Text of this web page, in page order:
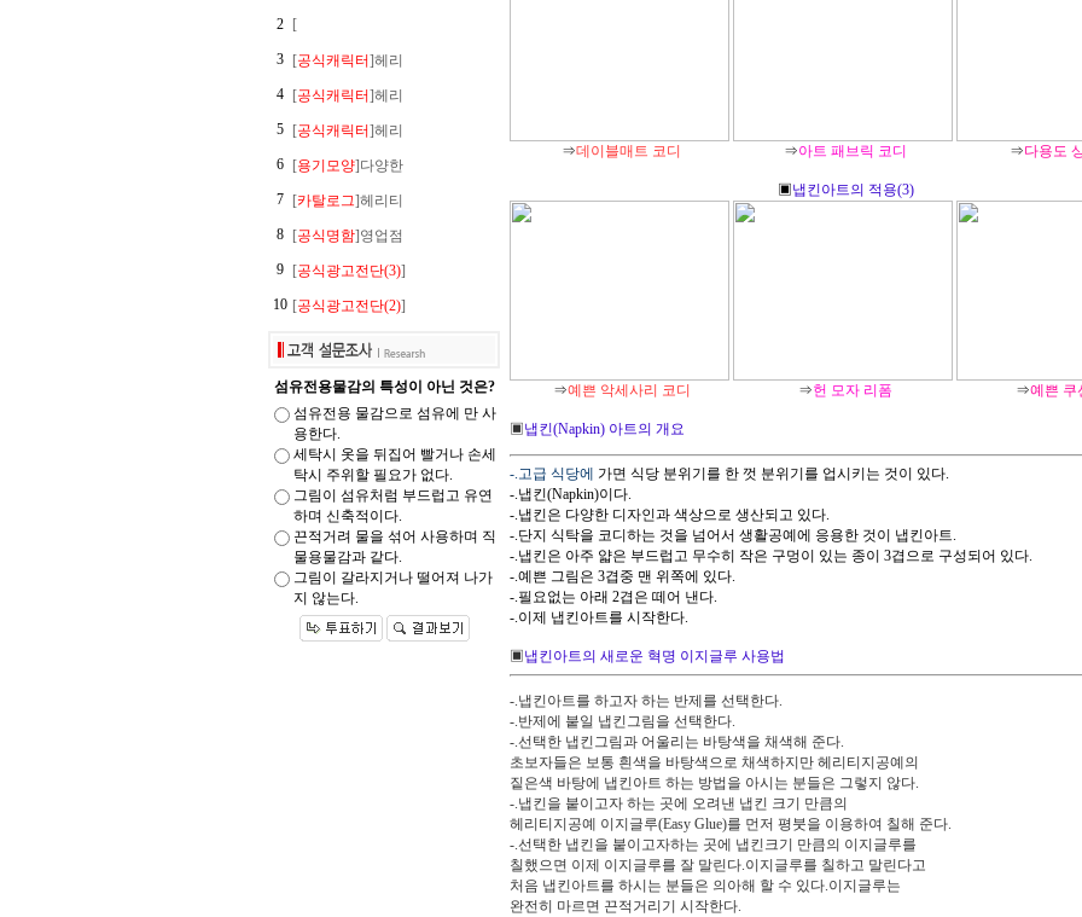
2
[
3 [공식캐릭터]헤리
4
[공식캐릭터]헤리
5
[공식캐릭터]헤리
6
[용기모양]다양한
7
[카탈로그]헤리티
8
[공식명함]영업점
9
[공식광고전단(3)]
10 [공식광고전단(2)]
섬유전용물감의 특성이 아닌 것은?
섬유전용 물감으로 섬유에 만 사
용한다.
세탁시 옷을 뒤집어 빨거나 손세
탁시 주위할 필요가 없다.
그림이 섬유처럼 부드럽고 유연
하며 신축적이다.
끈적거려 물을 섞어 사용하며 직
물용물감과 같다.
그림이 갈라지거나 떨어져 나가
지 않는다.
⇒데이블매트 코디 ⇒아트 패브릭 코디 ⇒다용도
▣냅킨아트의 적용(3)
⇒예쁜 악세사리 코디 ⇒헌 모자 리폼 ⇒예쁜 쿠
▣ 냅킨(Napkin) 아트의 개요
-.고급 식당에 가면 식당 분위기를 한 껏 분위기를 업시키는 것이 있다.
-.냅킨(Napkin)이다.
-.냅킨은 다양한 디자인과 색상으로 생산되고 있다.
-.단지 식탁을 코디하는 것을 넘어서 생활공예에 응용한 것이 냅킨아트.
-.냅킨은 아주 얇은 부드럽고 무수히 작은 구멍이 있는 종이 3겹으로 구성되어 있다.
-.예쁜 그림은 3겹중 맨 위쪽에 있다.
-.필요없는 아래 2겹은 떼어 낸다.
-.이제 냅킨아트를 시작한다.
▣ 냅킨아트의 새로운 혁명 이지글루 사용법
-.냅킨아트를 하고자 하는 반제를 선택한다.
-.반제에 붙일 냅킨그림을 선택한다.
-.선택한 냅킨그림과 어울리는 바탕색을 채색해 준다.
초보자들은 보통 흰색을 바탕색으로 채색하지만 헤리티지공예의
짙은색 바탕에 냅킨아트 하는 방법을 아시는 분들은 그렇지 않다.
-.냅킨을 붙이고자 하는 곳에 오려낸 냅킨 크기 만큼의
헤리티지공예 이지글루(Easy Glue)를 먼저 평붓을 이용하여 칠해 준다.
-.선택한 냅킨을 붙이고자하는 곳에 냅킨크기 만큼의 이지글루를
칠했으면 이제 이지글루를 잘 말린다.이지글루를 칠하고 말린다고
처음 냅킨아트를 하시는 분들은 의아해 할 수 있다.이지글루는
완전히 마르면 끈적거리기 시작한다.